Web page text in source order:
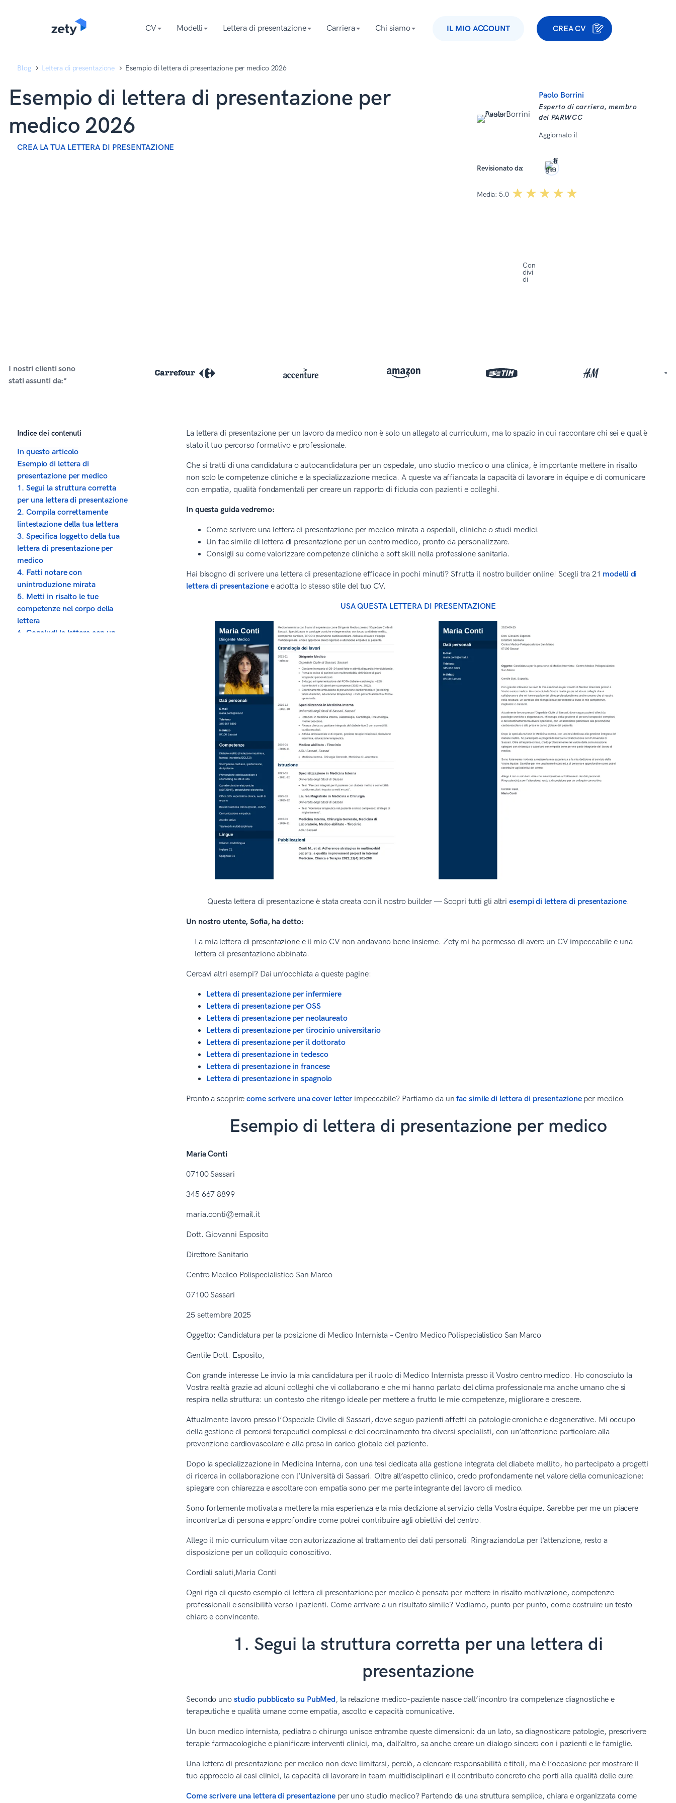
CV Modelli Lettera di presentazione Carriera Chi siamo CREA CV
IL MIO ACCOUNT
Blog Lettera di presentazione Esempio di lettera di presentazione per medico 2026
Esempio di lettera di presentazione per
medico 2026
CREA LA TUA LETTERA DI PRESENTAZIONE
Paolo Borrini
Esperto di carriera, membro
del PARWCC
Aggiornato il19 Dicembre 2025
Revisionato da:
Media:5.0 ☆☆☆☆☆
★★★★★
Con
divi
di
I nostri clienti sono
stati assunti da:*
*
Indice dei contenuti
In questo articolo
Esempio di lettera di
presentazione per medico
1. Segui la struttura corretta
per una lettera di presentazione
2. Compila correttamente
lintestazione della tua lettera
3. Specifica loggetto della tua
lettera di presentazione per
medico
4. Fatti notare con
unintroduzione mirata
5. Metti in risalto le tue
competenze nel corpo della
lettera
6. Concludi la lettera con un
La lettera di presentazione per un lavoro da medico non è solo un allegato al curriculum, ma lo spazio in cui raccontare chi sei e qual è
stato il tuo percorso formativo e professionale.
Che si tratti di una candidatura o autocandidatura per un ospedale, uno studio medico o una clinica, è importante mettere in risalto
non solo le competenze cliniche e la specializzazione medica. A queste va affiancata la capacità di lavorare in équipe e di comunicare
con empatia, qualità fondamentali per creare un rapporto di fiducia con pazienti e colleghi.
In questa guida vedremo:
Come scrivere una lettera di presentazione per medico mirata a ospedali, cliniche o studi medici.
Un fac simile di lettera di presentazione per un centro medico, pronto da personalizzare.
Consigli su come valorizzare competenze cliniche e soft skill nella professione sanitaria.
Hai bisogno di scrivere una lettera di presentazione efficace in pochi minuti? Sfrutta il nostro builder online! Scegli tra 21 modelli di
lettera di presentazionee adotta lo stesso stile del tuo CV.
USA QUESTA LETTERA DI PRESENTAZIONE
Questa lettera di presentazione è stata creata con il nostro builder — Scopri tutti gli altriesempi di lettera di presentazione.
Un nostro utente, Sofia, ha detto:
La mia lettera di presentazione e il mio CV non andavano bene insieme. Zety mi ha permesso di avere un CV impeccabile e una
lettera di presentazione abbinata.
Cercavi altri esempi? Dai un’occhiata a queste pagine:
Lettera di presentazione per infermiere
Lettera di presentazione per OSS
Lettera di presentazione per neolaureato
Lettera di presentazione per tirocinio universitario
Lettera di presentazione per il dottorato
Lettera di presentazione in tedesco
Lettera di presentazione in francese
Lettera di presentazione in spagnolo
Pronto a scoprirecome scrivere una cover letterimpeccabile? Partiamo da unfac simile di lettera di presentazioneper medico.
Esempio di lettera di presentazione per medico
Maria Conti
07100 Sassari
345 667 8899
maria.conti@email.it
Dott. Giovanni Esposito
Direttore Sanitario
Centro Medico Polispecialistico San Marco
07100 Sassari
25 settembre 2025
Oggetto: Candidatura per la posizione di Medico Internista – Centro Medico Polispecialistico San Marco
Gentile Dott. Esposito,
Con grande interesse Le invio la mia candidatura per il ruolo di Medico Internista presso il Vostro centro medico. Ho conosciuto la
Vostra realtà grazie ad alcuni colleghi che vi collaborano e che mi hanno parlato del clima professionale ma anche umano che si
respira nella struttura: un contesto che ritengo ideale per mettere a frutto le mie competenze, migliorare e crescere.
Attualmente lavoro presso l’Ospedale Civile di Sassari, dove seguo pazienti affetti da patologie croniche e degenerative. Mi occupo
della gestione di percorsi terapeutici complessi e del coordinamento tra diversi specialisti, con un’attenzione particolare alla
prevenzione cardiovascolare e alla presa in carico globale del paziente.
Dopo la specializzazione in Medicina Interna, con una tesi dedicata alla gestione integrata del diabete mellito, ho partecipato a progetti
di ricerca in collaborazione con l’Università di Sassari. Oltre all’aspetto clinico, credo profondamente nel valore della comunicazione:
spiegare con chiarezza e ascoltare con empatia sono per me parte integrante del lavoro di medico.
Sono fortemente motivata a mettere la mia esperienza e la mia dedizione al servizio della Vostra équipe. Sarebbe per me un piacere
incontrarLa di persona e approfondire come potrei contribuire agli obiettivi del centro.
Allego il mio curriculum vitae con autorizzazione al trattamento dei dati personali. RingraziandoLa per l’attenzione, resto a
disposizione per un colloquio conoscitivo.
Cordiali saluti,Maria Conti
Ogni riga di questo esempio di lettera di presentazione per medico è pensata per mettere in risalto motivazione, competenze
professionali e sensibilità verso i pazienti. Come arrivare a un risultato simile? Vediamo, punto per punto, come costruire un testo
chiaro e convincente.
1. Segui la struttura corretta per una lettera di
presentazione
Secondo uno studio pubblicato su PubMed, la relazione medico-paziente nasce dall’incontro tra competenze diagnostiche e
terapeutiche e qualità umane come empatia, ascolto e capacità comunicative.
Un buon medico internista, pediatra o chirurgo unisce entrambe queste dimensioni: da un lato, sa diagnosticare patologie, prescrivere
terapie farmacologiche e pianificare interventi clinici, ma, dall’altro, sa anche creare un dialogo sincero con i pazienti e le famiglie.
Una lettera di presentazione per medico non deve limitarsi, perciò, a elencare responsabilità e titoli, ma è l’occasione per mostrare il
tuo approccio ai casi clinici, la capacità di lavorare in team multidisciplinari e il contributo concreto che porti alla qualità delle cure.
Come scrivere una lettera di presentazioneper uno studio medico? Partendo da una struttura semplice, chiara e organizzata come